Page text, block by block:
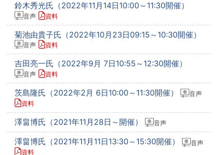
鈴木秀光氏（2022年11月14日10:00～11:30開催）
音声 資料
菊池由貴子氏（2022年10月23日09:15～10:30開催）
音声 資料
吉田亮一氏（2022年9月 7日10:55～12:30開催）
音声 資料
茨島隆氏（2022年2月 6日10:00～11:30開催）
音声
資料
澤畠博氏（2021年11月28日～開催） 音声
澤畠博氏（2021年11月11日13:30～15:30開催）
音声
資料